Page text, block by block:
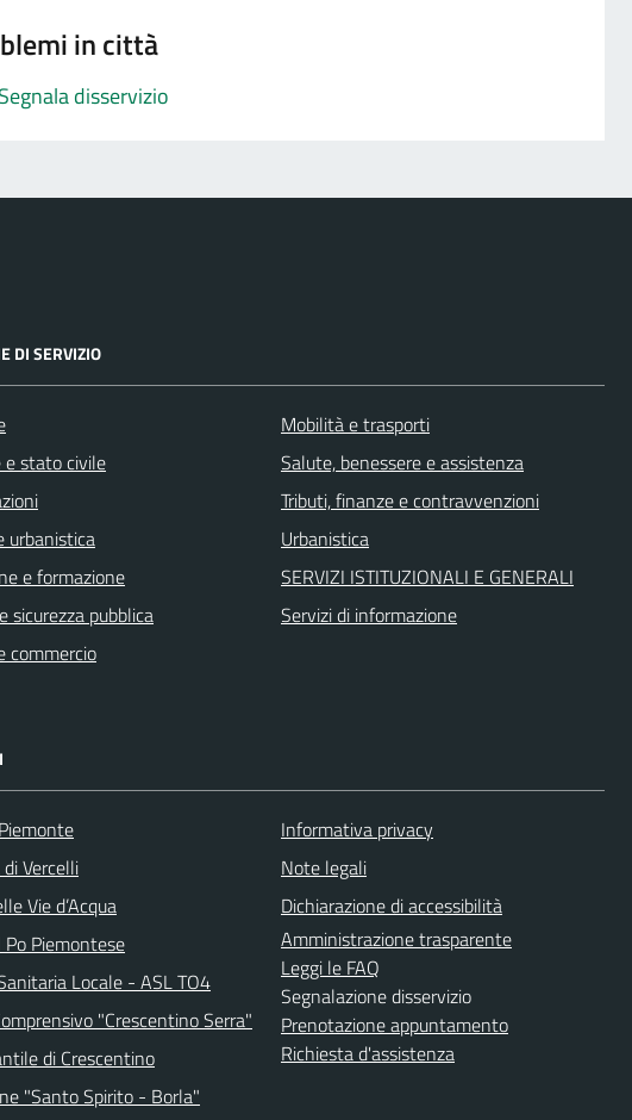
in città
Segnala disservizio
DI SERVIZIO
e stato civile
urbanistica
e formazione
sicurezza pubblica
commercio
Mobilità e trasporti
Salute, benessere e assistenza
Tributi, finanze e contravvenzioni
Urbanistica
SERVIZI ISTITUZIONALI E GENERALI
Servizi di informazione
Vercelli
Vie d’Acqua
Po Piemontese
Locale - ASL TO4
"Crescentino Serra"
di Crescentino
"Santo Spirito - Borla"
Informativa privacy
Note legali
Dichiarazione di accessibilità
Amministrazione trasparente
Leggi le FAQ
Segnalazione disservizio
Prenotazione appuntamento
Richiesta d'assistenza